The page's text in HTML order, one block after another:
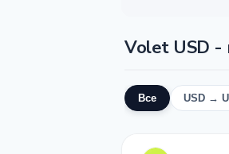
Volet USD -
Все USD →